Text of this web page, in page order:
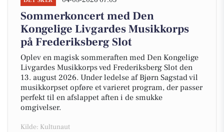
Sommerkoncert med Den
Kongelige Livgardes Musikkorps
på Frederiksberg Slot
Oplev en magisk sommeraften med Den Kongelige
Livgardes Musikkorps ved Frederiksberg Slot den
13. august 2026. Under ledelse af Bjørn Sagstad vil
musikkorpset opføre et varieret program, der passer
perfekt til en afslappet aften i de smukke
omgivelser.
Kilde: Kultunaut